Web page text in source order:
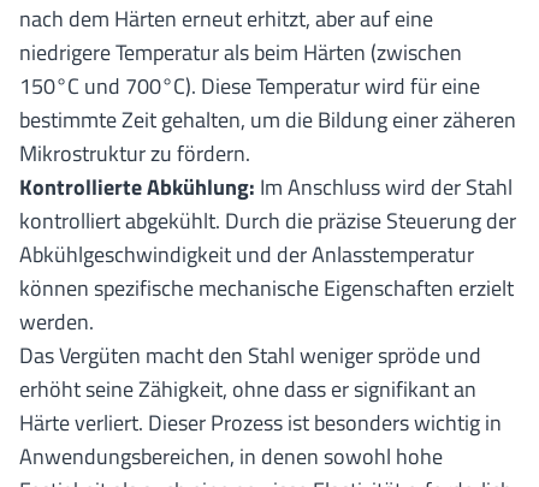
nach dem Härten erneut erhitzt, aber auf eine
niedrigere Temperatur als beim Härten (zwischen
150°C und 700°C). Diese Temperatur wird für eine
bestimmte Zeit gehalten, um die Bildung einer zäheren
Mikrostruktur zu fördern.
Kontrollierte Abkühlung: Im Anschluss wird der Stahl
kontrolliert abgekühlt. Durch die präzise Steuerung der
Abkühlgeschwindigkeit und der Anlasstemperatur
können spezifische mechanische Eigenschaften erzielt
werden.
Das Vergüten macht den Stahl weniger spröde und
erhöht seine Zähigkeit, ohne dass er signifikant an
Härte verliert. Dieser Prozess ist besonders wichtig in
Anwendungsbereichen, in denen sowohl hohe